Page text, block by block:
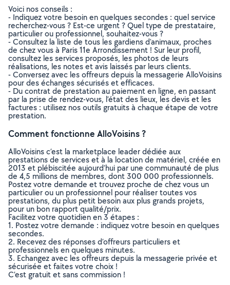
Voici nos conseils :
- Indiquez votre besoin en quelques secondes : quel service
recherchez-vous ? Est-ce urgent ? Quel type de prestataire,
particulier ou professionnel, souhaitez-vous ?
- Consultez la liste de tous les gardiens d'animaux, proches
de chez vous à Paris 11e Arrondissement ! Sur leur profil,
consultez les services proposés, les photos de leurs
réalisations, les notes et avis laissés par leurs clients.
- Conversez avec les offreurs depuis la messagerie AlloVoisins
pour des échanges sécurisés et efficaces.
- Du contrat de prestation au paiement en ligne, en passant
par la prise de rendez-vous, l’état des lieux, les devis et les
factures : utilisez nos outils gratuits à chaque étape de votre
prestation.
Comment fonctionne AlloVoisins ?
AlloVoisins c’est la marketplace leader dédiée aux
prestations de services et à la location de matériel, créée en
2013 et plébiscitée aujourd’hui par une communauté de plus
de 4,5 millions de membres, dont 300 000 professionnels.
Postez votre demande et trouvez proche de chez vous un
particulier ou un professionnel pour réaliser toutes vos
prestations, du plus petit besoin aux plus grands projets,
pour un bon rapport qualité/prix.
Facilitez votre quotidien en 3 étapes :
1. Postez votre demande : indiquez votre besoin en quelques
secondes.
2. Recevez des réponses d’offreurs particuliers et
professionnels en quelques minutes.
3. Echangez avec les offreurs depuis la messagerie privée et
sécurisée et faites votre choix !
C’est gratuit et sans commission !